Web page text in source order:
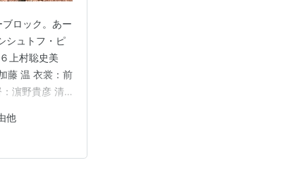
ブロック。あー
シュトフ・ピ
上村聡史美
藤 温 衣裳：前
濵野貴彦 清
ある殺人に関
他